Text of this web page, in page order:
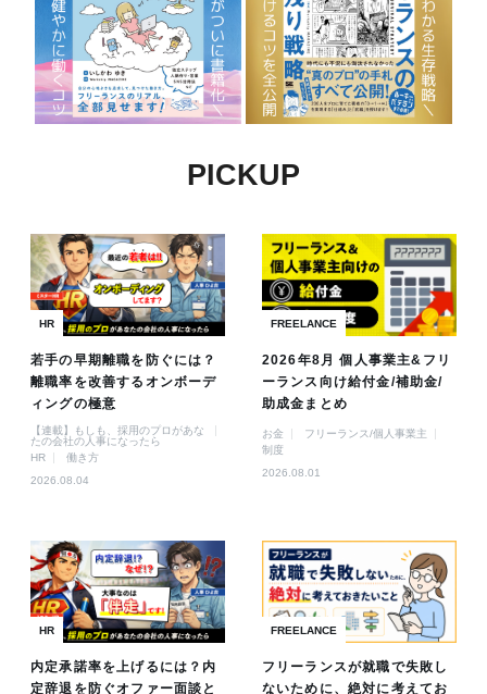
PICKUP
HR
若手の早期離職を防ぐには？
離職率を改善するオンボーデ
ィングの極意
【連載】もしも、採用のプロがあな
たの会社の人事になったら
HR
働き方
2026.08.04
FREELANCE
2026年8月 個人事業主&フリ
ーランス向け給付金/補助金/
助成金まとめ
お金
フリーランス/個人事業主
制度
2026.08.01
HR
内定承諾率を上げるには？内
定辞退を防ぐオファー面談と
FREELANCE
フリーランスが就職で失敗し
ないために、絶対に考えてお